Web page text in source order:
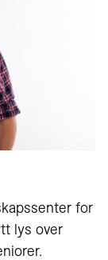
for
lys over